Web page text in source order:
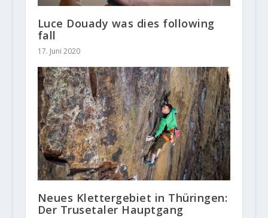
Luce Douady was dies following
fall
17. Juni 2020
Neues Klettergebiet in Thüringen:
Der Trusetaler Hauptgang